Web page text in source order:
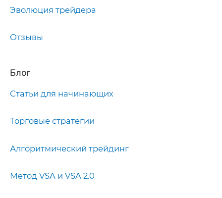
Эволюция трейдера
Отзывы
Блог
Статьи для начинающих
Торговые стратегии
Алгоритмический трейдинг
Метод VSA и VSA 2.0